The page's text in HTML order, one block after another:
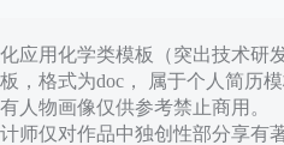
应用化学类模板（突出技术研
，格式为doc， 属于个人简历
人物画像仅供参考禁止商用。
计师仅对作品中独创性部分享